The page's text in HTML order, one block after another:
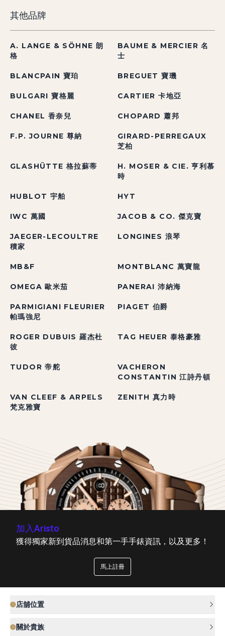
其他品牌
A. LANGE & SÖHNE 朗
格
BAUME & MERCIER 名
士
BLANCPAIN 寶珀 BREGUET 寶璣
BULGARI 寶格麗 CARTIER 卡地亞
CHANEL 香奈兒 CHOPARD 蕭邦
F.P. JOURNE 尊納
GIRARD-PERREGAUX
芝柏
GLASHÜTTE 格拉蘇蒂
H. MOSER & CIE. 亨利慕
時
HUBLOT 宇舶 HYT
IWC 萬國 JACOB & CO. 傑克寶
JAEGER-LECOULTRE
積家
LONGINES 浪琴
MB&F MONTBLANC 萬寶龍
OMEGA 歐米茄 PANERAI 沛納海
PARMIGIANI FLEURIER
帕瑪強尼
PIAGET 伯爵
ROGER DUBUIS 羅杰杜
彼
TAG HEUER 泰格豪雅
TUDOR 帝舵
VACHERON
CONSTANTIN 江詩丹頓
VAN CLEEF & ARPELS
梵克雅寶
ZENITH 真力時
加入Aristo
獲得獨家新到貨品消息和第一手手錶資訊，以及更多！
馬上註冊
店舖位置
關於貴族